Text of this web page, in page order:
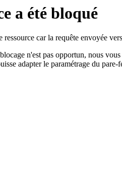
a été bloqué
car la requête envoyée
n'est pas opportun, nous
adapter le paramétrage du pare-